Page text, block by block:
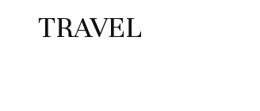
TRAVEL